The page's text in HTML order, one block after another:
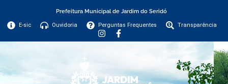
Prefeitura Municipal de Jardim do Seridó
E-sic Ouvidoria Perguntas Frequentes Transparência